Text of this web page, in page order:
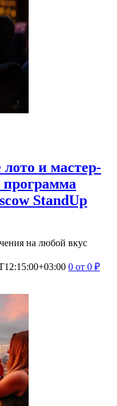
и мастер-
StandUp
на любой вкус
0 от 0 ₽